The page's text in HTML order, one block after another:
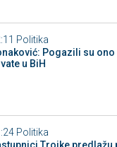
Politika
Pogazili su
u BiH
Politika